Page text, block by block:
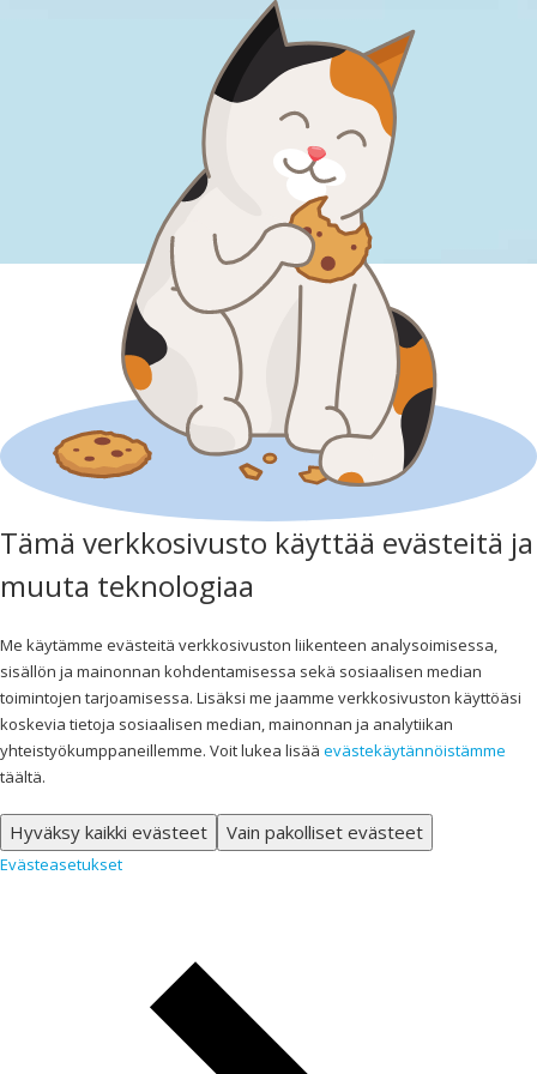
Tämä verkkosivusto käyttää evästeitä ja
muuta teknologiaa
Me käytämme evästeitä verkkosivuston liikenteen analysoimisessa,
sisällön ja mainonnan kohdentamisessa sekä sosiaalisen median
toimintojen tarjoamisessa. Lisäksi me jaamme verkkosivuston käyttöäsi
koskevia tietoja sosiaalisen median, mainonnan ja analytiikan
yhteistyökumppaneillemme. Voit lukea lisää evästekäytännöistämme
täältä.
Hyväksy kaikki evästeet Vain pakolliset evästeet
Evästeasetukset